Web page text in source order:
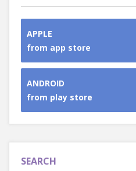
APPLE
from app store
ANDROID
from play store
SEARCH